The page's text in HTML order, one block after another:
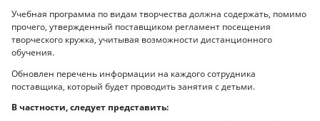
Учебная программа по видам творчества должна содержать, помимо
прочего, утвержденный поставщиком регламент посещения
творческого кружка, учитывая возможности дистанционного
обучения.
Обновлен перечень информации на каждого сотрудника
поставщика, который будет проводить занятия с детьми.
В частности, следует представить: